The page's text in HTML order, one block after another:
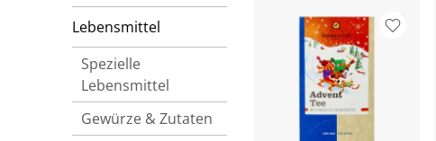
Lebensmittel
Spezielle
Lebensmittel
Gewürze & Zutaten